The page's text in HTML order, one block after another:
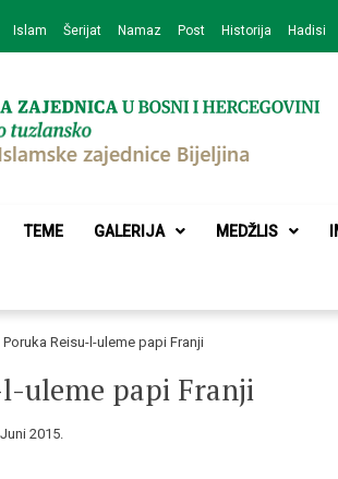
Islam Šerijat Namaz Post Historija Hadisi
Islamske
TEME GALERIJA MEDŽLIS
Poruka Reisu-l-uleme papi Franji
uleme papi Franji
2015.